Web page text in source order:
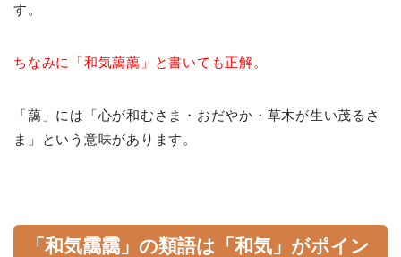
す。
ちなみに「和気藹藹」と書いても正解。
「藹」には「心が和むさま・おだやか・草木が生い茂るさ
ま」という意味があります。
「和気靄靄」の類語は「和気」がポイン